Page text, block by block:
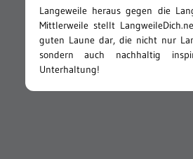
Langeweile heraus gegen die
Mittlerweile stellt
guten Laune dar, die nicht nur
sondern auch nachhaltig
Unterhaltung!